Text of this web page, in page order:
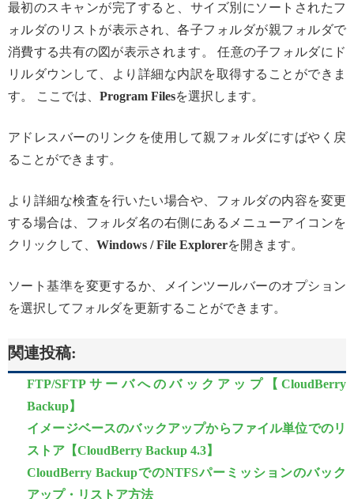
最初のスキャンが完了すると、サイズ別にソートされたフ
ォルダのリストが表示され、各子フォルダが親フォルダで
消費する共有の図が表示されます。 任意の子フォルダにド
リルダウンして、より詳細な内訳を取得することができま
す。 ここでは、 Program Filesを選択します。
アドレスバーのリンクを使用して親フォルダにすばやく戻
ることができます。
より詳細な検査を行いたい場合や、フォルダの内容を変更
する場合は、フォルダ名の右側にあるメニューアイコンを
クリックして、 Windows / File Explorerを開きます。
ソート基準を変更するか、メインツールバーのオプション
を選択してフォルダを更新することができます。
関連投稿:
FTP/SFTPサーバへのバックアップ【CloudBerry
Backup】
イメージベースのバックアップからファイル単位でのリ
ストア【CloudBerry Backup 4.3】
CloudBerry BackupでのNTFSパーミッションのバック
アップ・リストア方法